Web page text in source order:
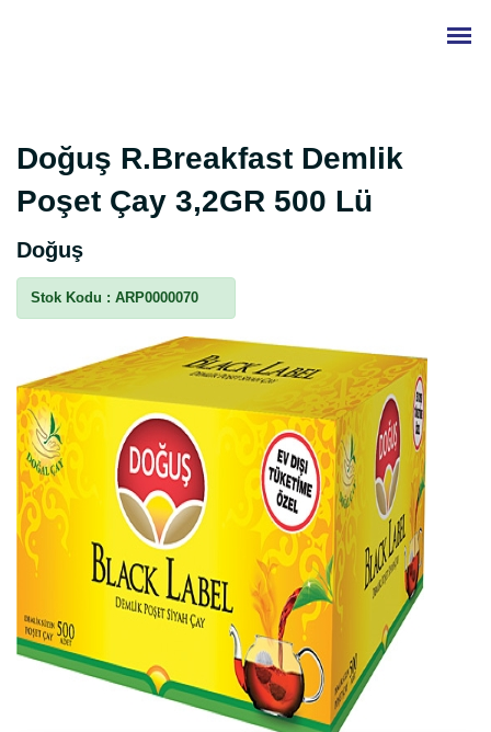
Doğuş R.Breakfast Demlik
Poşet Çay 3,2GR 500 Lü
Doğuş
Stok Kodu : ARP0000070